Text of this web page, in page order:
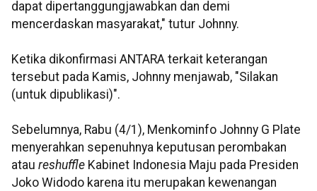
dapat dipertanggungjawabkan dan demi
mencerdaskan masyarakat," tutur Johnny.
Ketika dikonfirmasi ANTARA terkait keterangan
tersebut pada Kamis, Johnny menjawab, "Silakan
(untuk dipublikasi)".
Sebelumnya, Rabu (4/1), Menkominfo Johnny G Plate
menyerahkan sepenuhnya keputusan perombakan
atau reshuffle Kabinet Indonesia Maju pada Presiden
Joko Widodo karena itu merupakan kewenangan